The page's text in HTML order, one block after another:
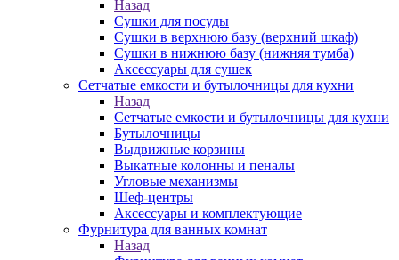
Назад
Сушки для посуды
Сушки в верхнюю базу (верхний шкаф)
Сушки в нижнюю базу (нижняя тумба)
Аксессуары для сушек
Сетчатые емкости и бутылочницы для кухни
Назад
Сетчатые емкости и бутылочницы для кухни
Бутылочницы
Выдвижные корзины
Выкатные колонны и пеналы
Угловые механизмы
Шеф-центры
Аксессуары и комплектующие
Фурнитура для ванных комнат
Назад